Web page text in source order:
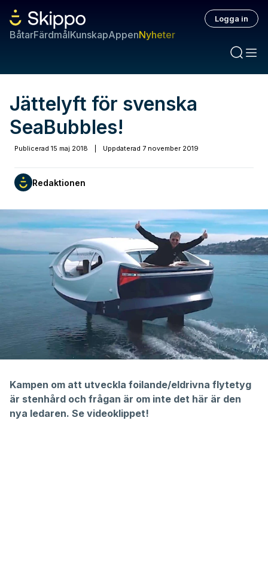
BåtarFärdmålKunskapAppenNyheter
Logga in
Jättelyft för svenska
SeaBubbles!
Publicerad 15 maj 2018 Uppdaterad 7 november 2019
Redaktionen
Kampen om att utveckla foilande/eldrivna flytetyg
är stenhård och frågan är om inte det här är den
nya ledaren. Se videoklippet!